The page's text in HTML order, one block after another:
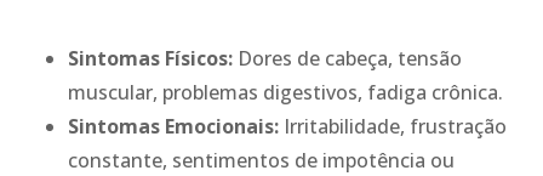
Sintomas Físicos: Dores de cabeça, tensão
muscular, problemas digestivos, fadiga crônica.
Sintomas Emocionais: Irritabilidade, frustração
constante, sentimentos de impotência ou